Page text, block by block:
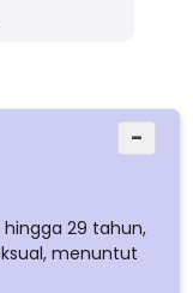
−
hingga 29 tahun,
menuntut